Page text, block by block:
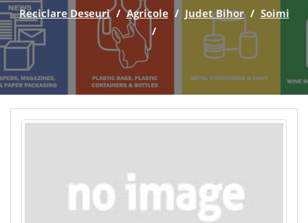
Reciclare Deseuri / Agricole / Judet Bihor / Soimi
/